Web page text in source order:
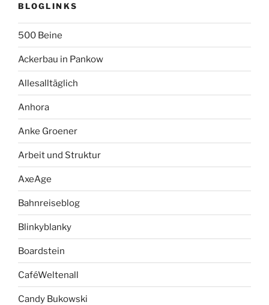
BLOGLINKS
500 Beine
Ackerbau in Pankow
Allesalltäglich
Anhora
Anke Groener
Arbeit und Struktur
AxeAge
Bahnreiseblog
Blinkyblanky
Boardstein
CaféWeltenall
Candy Bukowski